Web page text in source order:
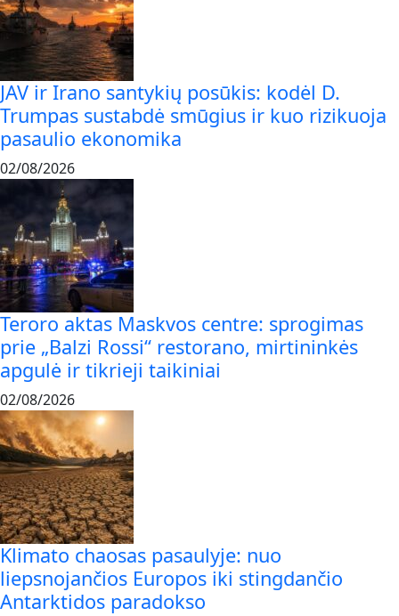
JAV ir Irano santykių posūkis: kodėl D.
Trumpas sustabdė smūgius ir kuo rizikuoja
pasaulio ekonomika
02/08/2026
Teroro aktas Maskvos centre: sprogimas
prie „Balzi Rossi“ restorano, mirtininkės
apgulė ir tikrieji taikiniai
02/08/2026
Klimato chaosas pasaulyje: nuo
liepsnojančios Europos iki stingdančio
Antarktidos paradokso